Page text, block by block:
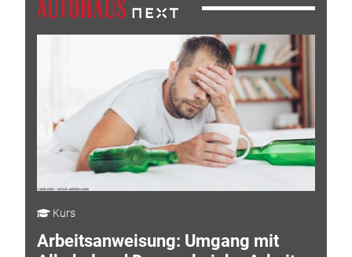
Kurs
Arbeitsanweisung: Umgang mit